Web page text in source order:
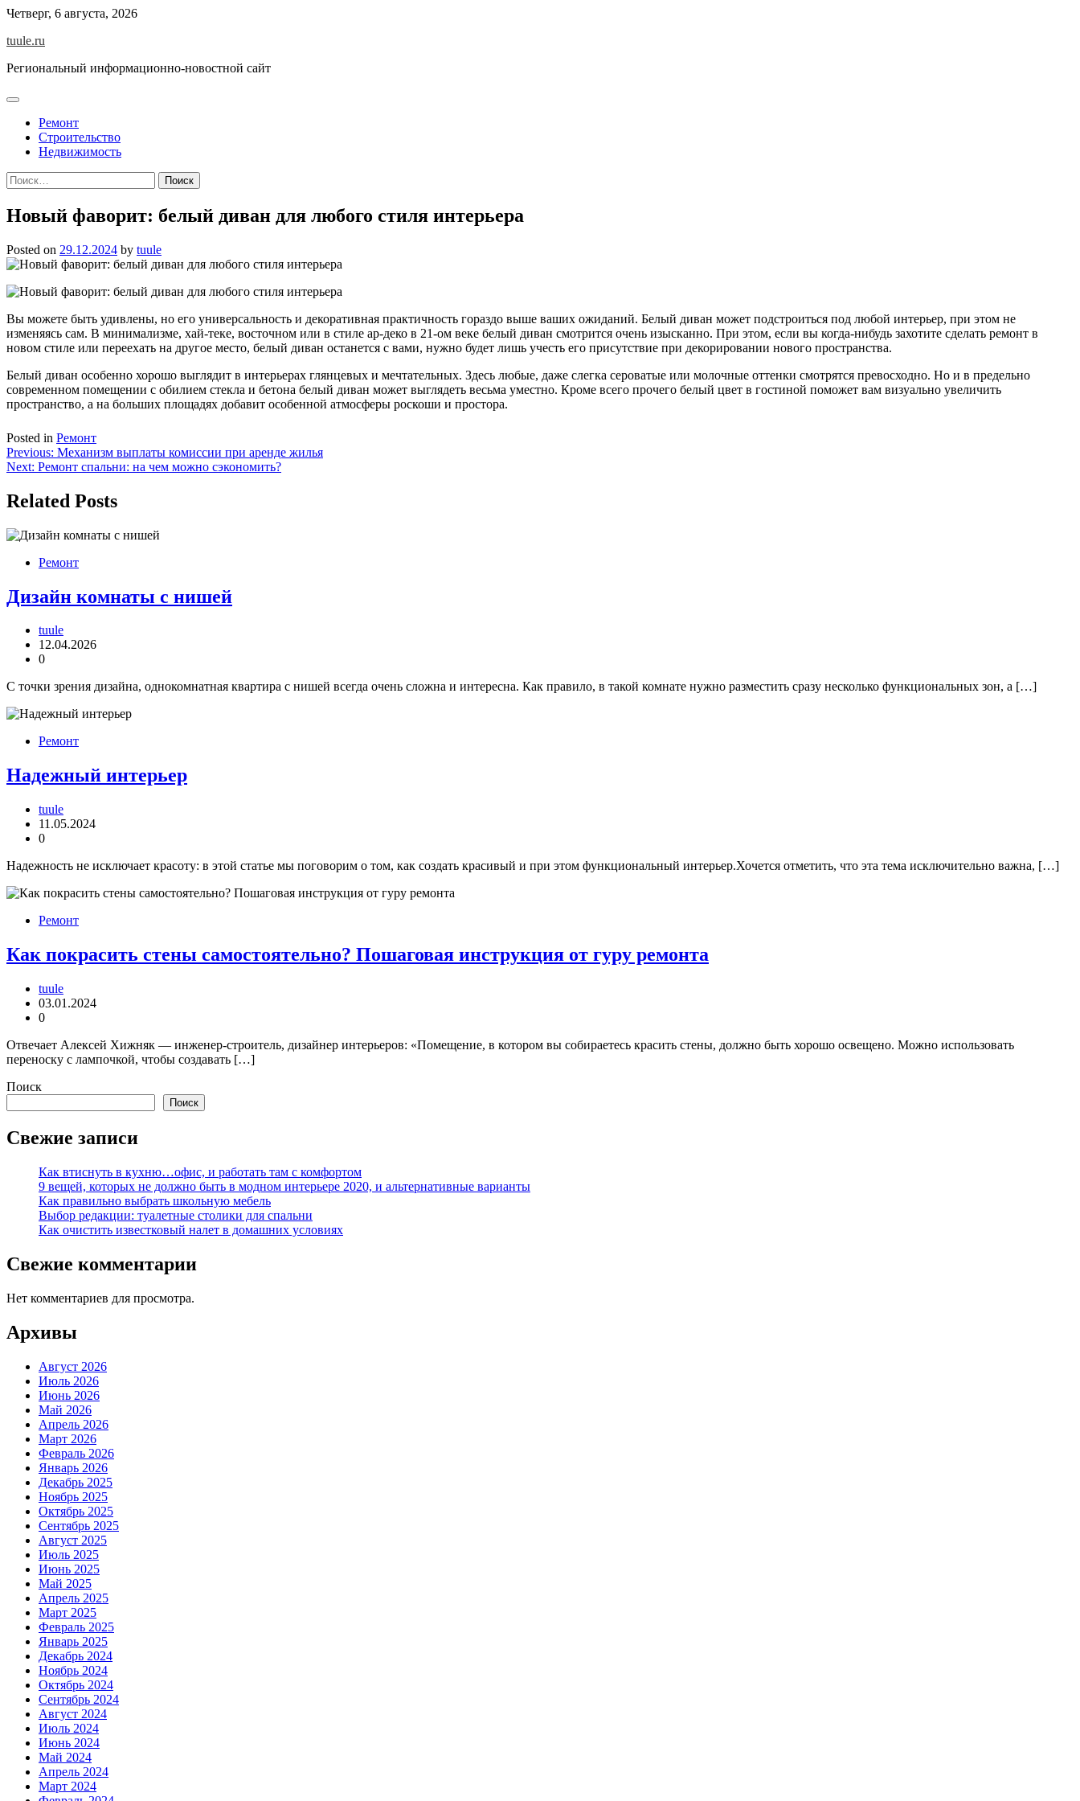
Skip
content
Четверг, 6 августа, 2026
tuule.ru
Региональный информационно-новостной сайт
Ремонт
Строительство
Недвижимость
Найти:
Новый фаворит: белый диван для любого стиля интерьера
Posted on 29.12.2024 by tuule
Вы можете быть удивлены, но его универсальность и декоративная практичность гораздо выше ваших ожиданий. Белый диван может подстроиться под любой интерьер, при этом не
изменяясь сам. В минимализме, хай-теке, восточном или в стиле ар-деко в 21-ом веке белый диван смотрится очень изысканно. При этом, если вы когда-нибудь захотите сделать ремонт в
новом стиле или переехать на другое место, белый диван останется с вами, нужно будет лишь учесть его присутствие при декорировании нового пространства.
Белый диван особенно хорошо выглядит в интерьерах глянцевых и мечтательных. Здесь любые, даже слегка сероватые или молочные оттенки смотрятся превосходно. Но и в предельно
современном помещении с обилием стекла и бетона белый диван может выглядеть весьма уместно. Кроме всего прочего белый цвет в гостиной поможет вам визуально увеличить
пространство, а на больших площадях добавит особенной атмосферы роскоши и простора.
Posted in Ремонт
Навигация
по
записям
Previous: Механизм выплаты комиссии при аренде жилья
Next: Ремонт спальни: на чем можно сэкономить?
Related Posts
Ремонт
Дизайн комнаты с нишей
tuule
12.04.2026
0
С точки зрения дизайна, однокомнатная квартира с нишей всегда очень сложна и интересна. Как правило, в такой комнате нужно разместить сразу несколько функциональных зон, а […]
Ремонт
Надежный интерьер
tuule
11.05.2024
0
Надежность не исключает красоту: в этой статье мы поговорим о том, как создать красивый и при этом функциональный интерьер.Хочется отметить, что эта тема исключительно важна, […]
Ремонт
Как покрасить стены самостоятельно? Пошаговая инструкция от гуру ремонта
tuule
03.01.2024
0
Отвечает Алексей Хижняк — инженер-строитель, дизайнер интерьеров: «Помещение, в котором вы собираетесь красить стены, должно быть хорошо освещено. Можно использовать
переноску с лампочкой, чтобы создавать […]
Поиск
Поиск
Свежие записи
Как втиснуть в кухню…офис, и работать там с комфортом
9 вещей, которых не должно быть в модном интерьере 2020, и альтернативные варианты
Как правильно выбрать школьную мебель
Выбор редакции: туалетные столики для спальни
Как очистить известковый налет в домашних условиях
Свежие комментарии
Нет комментариев для просмотра.
Архивы
Август 2026
Июль 2026
Июнь 2026
Май 2026
Апрель 2026
Март 2026
Февраль 2026
Январь 2026
Декабрь 2025
Ноябрь 2025
Октябрь 2025
Сентябрь 2025
Август 2025
Июль 2025
Июнь 2025
Май 2025
Апрель 2025
Март 2025
Февраль 2025
Январь 2025
Декабрь 2024
Ноябрь 2024
Октябрь 2024
Сентябрь 2024
Август 2024
Июль 2024
Июнь 2024
Май 2024
Апрель 2024
Март 2024